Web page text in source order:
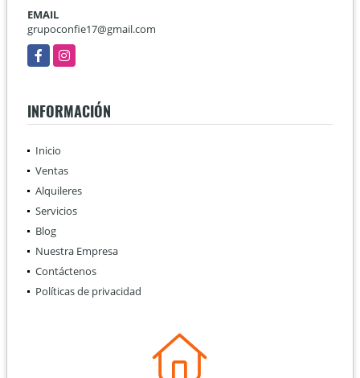
EMAIL
grupoconfie17@gmail.com
FacebookInstagram
INFORMACIÓN
Inicio
Ventas
Alquileres
Servicios
Blog
Nuestra Empresa
Contáctenos
Políticas de privacidad